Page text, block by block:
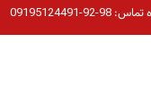
98-92-09195124491